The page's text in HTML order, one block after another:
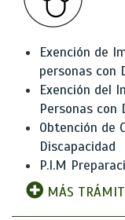
Exención de
personas con
Exención del
Personas con
Obtención de
Discapacidad
P.I.M
MÁS